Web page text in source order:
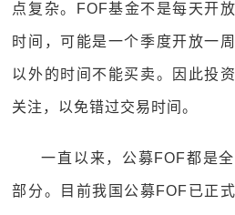
点复杂。FOF基金不是每天开
时间，可能是一个季度开放一
以外的时间不能买卖。因此投
关注，以免错过交易时间。
一直以来，公募FOF都是
部分。目前我国公募FOF已正